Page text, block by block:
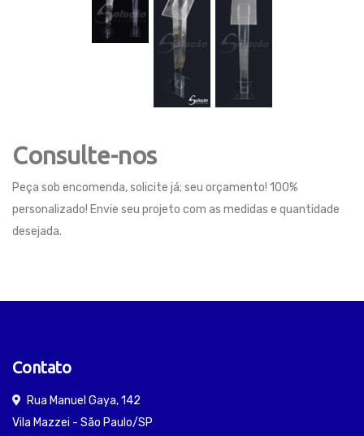
Consulte-nos
Peça sob encomenda, solicite já; seu orçamento! 100%
personalizado! Envie seu projeto com as medidas e quantidade
desejada.
Contato
Rua Manuel Gaya, 142
Vila Mazzei - São Paulo/SP